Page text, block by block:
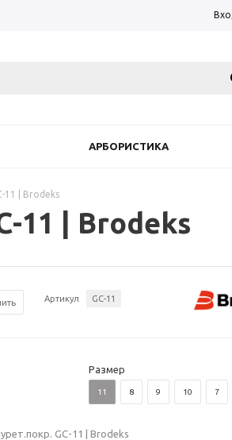
АРБОРИСТИКА
11 | Brodeks
11 | Brodeks
Артикул GC-11
Размер
11 8 9 10 7
GC-11 | Brodeks